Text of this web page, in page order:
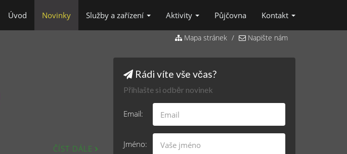
Úvod Novinky Služby a zařízení Aktivity Půjčovna Kontakt
Mapa stránek Napište nám
ČÍST DÁLE
Rádi víte vše včas?
Přihlašte si odběr novinek
Email:
Jméno: